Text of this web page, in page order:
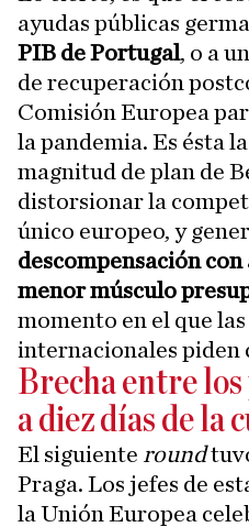
ayudas públicas
PIB de Portugal, o a
de recuperación
Comisión Europea
la pandemia. Es ésta
magnitud de plan de
distorsionar la
único europeo, y
descompensación
menor músculo
momento en el que
internacionales piden
Brecha entre los
a diez días de la
El siguiente round
Praga. Los jefes de
la Unión Europea